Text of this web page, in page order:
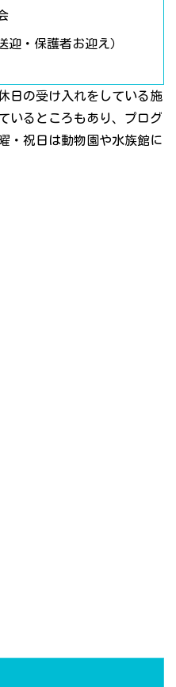
迎・保護者お迎え）
日の受け入れをしている施
いるところもあり、プログ
・祝日は動物園や水族館に